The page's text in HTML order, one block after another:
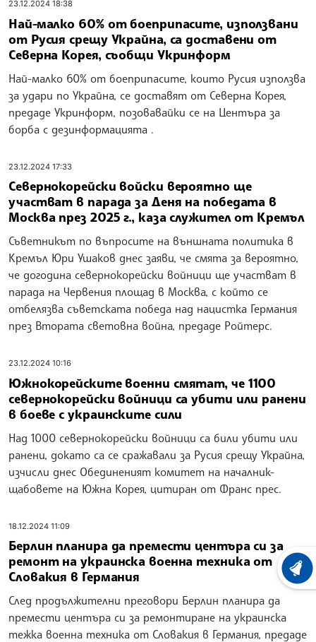
23.12.2024 18:38
Най-малко 60% от боеприпасите, използвани
от Русия срещу Украйна, са доставени от
Северна Корея, съобщи Укринформ
Най-малко 60% от боеприпасите, които Русия използва
за удари по Украйна, се доставят от Северна Корея,
предаде Укринформ, позовавайки се на Центъра за
борба с дезинформацията .
23.12.2024 17:33
Севернокорейски войски вероятно ще
участват в парада за Деня на победата в
Москва през 2025 г., каза служител от Кремъл
Съветникът по въпросите на външната политика в
Кремъл Юри Ушаков днес заяви, че смята за вероятно,
че догодина севернокорейски войници ще участват в
парада на Червения площад в Москва, с който се
отбелязва съветската победа над нацистка Германия
през Втората световна война, предаде Ройтерс.
23.12.2024 10:16
Южнокорейските военни смятат, че 1100
севернокорейски войници са убити или ранени
в боеве с украинските сили
Над 1000 севернокорейски войници са били убити или
ранени, докато са се сражавали за Русия срещу Украйна,
изчисли днес Обединеният комитет на началник-
щабовете на Южна Корея, цитиран от Франс прес.
18.12.2024 11:09
Берлин планира да премести центъра си за
ремонт на украинска военна техника от
Словакия в Германия
След продължителни преговори Берлин планира да
премести центъра си за ремонтиране на украинска
тежка военна техника от Словакия в Германия, предаде